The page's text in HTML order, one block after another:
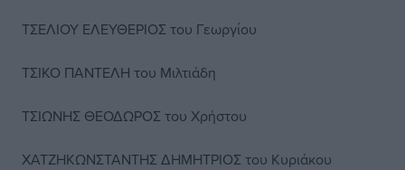
ΤΣΕΛΙΟΥ ΕΛΕΥΘΕΡΙΟΣ του Γεωργίου
ΤΣΙΚΟ ΠΑΝΤΕΛΗ του Μιλτιάδη
TΣΙΩΝΗΣ ΘΕΟΔΩΡΟΣ του Χρήστου
ΧΑΤΖΗΚΩΝΣΤΑΝΤΗΣ ΔΗΜΗΤΡΙΟΣ του Κυριάκου